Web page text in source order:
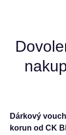
Dárkový
korun od CK